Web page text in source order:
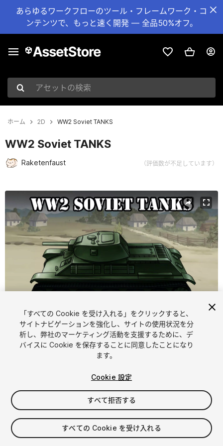
あらゆるワークフローのツール・フレームワーク・コ
ンテンツで、もっと速く開発 — 全品50%オフ。
アセットの検索
ホーム 2D WW2 Soviet TANKS
WW2 Soviet TANKS
Raketenfaust （評価数が不足しています）
現在のスライド：1 / 6
1 /6
$16.99
消費税は決済時に計算されます
「すべての Cookie を受け入れる」をクリックすると、
サイトナビゲーションを強化し、サイトの使用状況を分
析し、弊社のマーケティング活動を支援するために、デ
バイスに Cookie を保存することに同意したことになり
ます。
Cookie 設定
すべて拒否する
すべての Cookie を受け入れる